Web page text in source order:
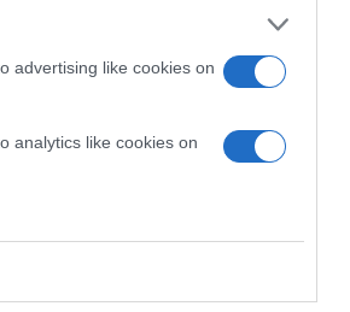
advertising like cookies on
analytics like cookies on
emakedonia.gr
Πρόσθεσέ το στην